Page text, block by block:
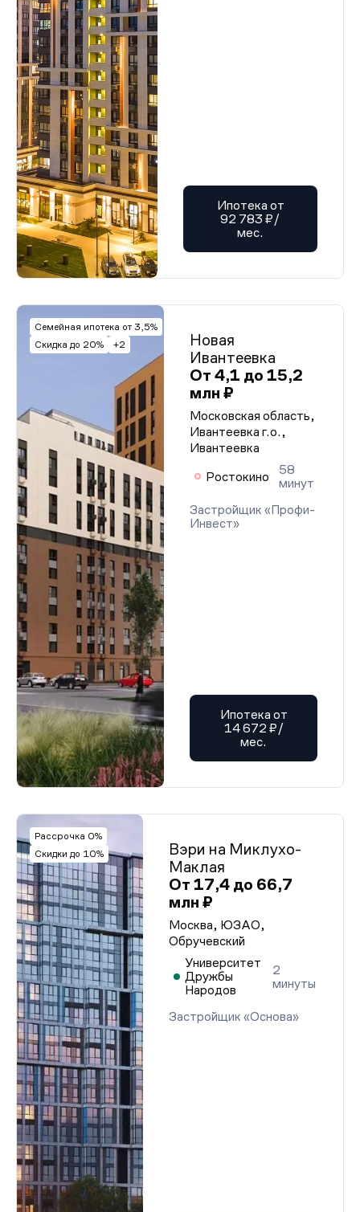
Ипотека от
92 783 ₽/
мес.
Семейная ипотека от 3,5%
Скидка до 20%
+2
Новая
Ивантеевка
От 4,1 до 15,2
млн ₽
Московская область,
Ивантеевка г.о.,
Ивантеевка
Ростокино
58
минут
Застройщик «Профи-
Инвест»
Ипотека от
14 672 ₽/
мес.
Рассрочка 0%
Скидки до 10%
Вэри на Миклухо-
Маклая
От 17,4 до 66,7
млн ₽
Москва, ЮЗАО,
Обручевский
Университет
Дружбы
Народов
2
минуты
Застройщик «Основа»